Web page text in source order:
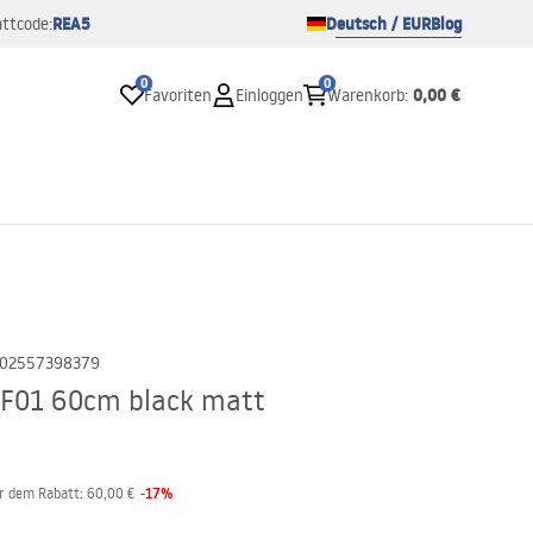
REA5 Deutsch / EURBlog
0
Favoriten Einloggen
0
Warenkorb: 0,00 €
60cm black matt
dem Rabatt: 60,00 € -17%